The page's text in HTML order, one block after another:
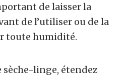
de laisser la
de l’utiliser ou de la
toute humidité.
sèche-linge, étendez